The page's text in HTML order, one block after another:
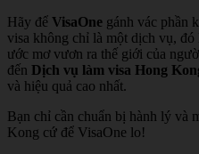
Hãy để VisaOne gánh vác phần
visa không chỉ là một dịch vụ, đó
ước mơ vươn ra thế giới của
đến Dịch vụ làm visa Hong
và hiệu quả cao nhất.
Bạn chỉ cần chuẩn bị hành lý và
Kong cứ để VisaOne lo!